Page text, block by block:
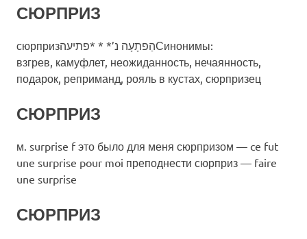
СЮРПРИЗ
сюрпризהַפתָעָה נ’* * *פתיעהСинонимы:
взгрев, камуфлет, неожиданность, нечаянность,
подарок, реприманд, рояль в кустах, сюрпризец
СЮРПРИЗ
м. surprise f это было для меня сюрпризом — ce fut
une surprise pour moi преподнести сюрприз — faire
une surprise
СЮРПРИЗ